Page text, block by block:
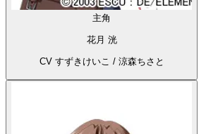
主角
花月 洸
CV すずきけいこ / 涼森ちさと